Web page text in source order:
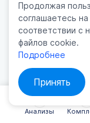
Анализы
Продолжая
соглашаетесь
соответствии с
файлов cookie.
Подробнее
Принять